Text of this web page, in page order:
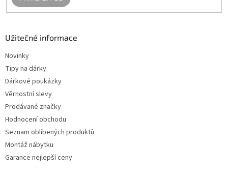
Užitečné informace
Novinky
Tipy na dárky
Dárkové poukázky
Věrnostní slevy
Prodávané značky
Hodnocení obchodu
Seznam oblíbených produktů
Montáž nábytku
Garance nejlepší ceny